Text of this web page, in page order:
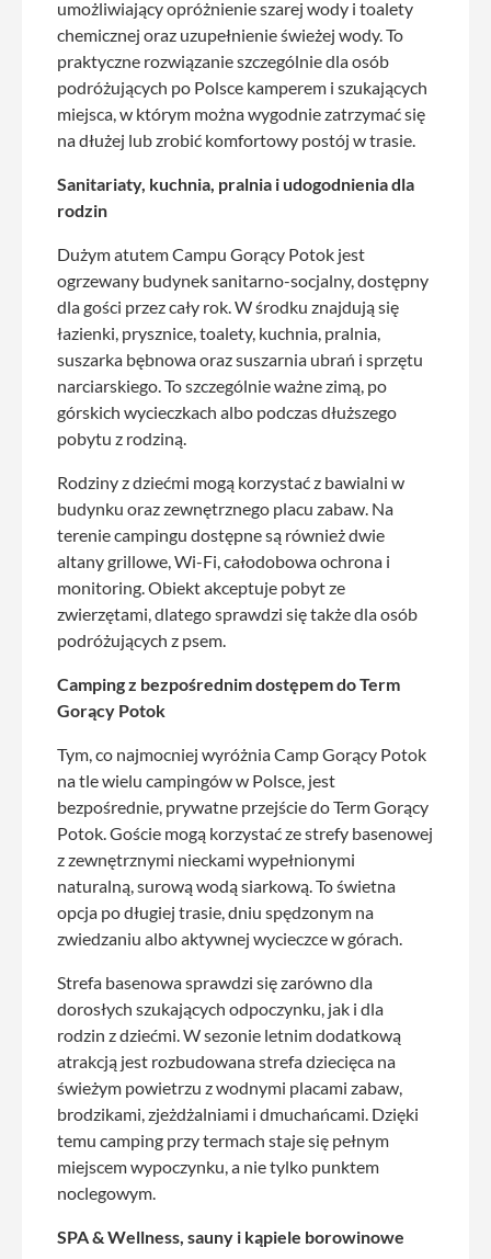
umożliwiający opróżnienie szarej wody i toalety
chemicznej oraz uzupełnienie świeżej wody. To
praktyczne rozwiązanie szczególnie dla osób
podróżujących po Polsce kamperem i szukających
miejsca, w którym można wygodnie zatrzymać się
na dłużej lub zrobić komfortowy postój w trasie.
Sanitariaty, kuchnia, pralnia i udogodnienia dla
rodzin
Dużym atutem Campu Gorący Potok jest
ogrzewany budynek sanitarno-socjalny, dostępny
dla gości przez cały rok. W środku znajdują się
łazienki, prysznice, toalety, kuchnia, pralnia,
suszarka bębnowa oraz suszarnia ubrań i sprzętu
narciarskiego. To szczególnie ważne zimą, po
górskich wycieczkach albo podczas dłuższego
pobytu z rodziną.
Rodziny z dziećmi mogą korzystać z bawialni w
budynku oraz zewnętrznego placu zabaw. Na
terenie campingu dostępne są również dwie
altany grillowe, Wi-Fi, całodobowa ochrona i
monitoring. Obiekt akceptuje pobyt ze
zwierzętami, dlatego sprawdzi się także dla osób
podróżujących z psem.
Camping z bezpośrednim dostępem do Term
Gorący Potok
Tym, co najmocniej wyróżnia Camp Gorący Potok
na tle wielu campingów w Polsce, jest
bezpośrednie, prywatne przejście do Term Gorący
Potok. Goście mogą korzystać ze strefy basenowej
z zewnętrznymi nieckami wypełnionymi
naturalną, surową wodą siarkową. To świetna
opcja po długiej trasie, dniu spędzonym na
zwiedzaniu albo aktywnej wycieczce w górach.
Strefa basenowa sprawdzi się zarówno dla
dorosłych szukających odpoczynku, jak i dla
rodzin z dziećmi. W sezonie letnim dodatkową
atrakcją jest rozbudowana strefa dziecięca na
świeżym powietrzu z wodnymi placami zabaw,
brodzikami, zjeżdżalniami i dmuchańcami. Dzięki
temu camping przy termach staje się pełnym
miejscem wypoczynku, a nie tylko punktem
noclegowym.
SPA & Wellness, sauny i kąpiele borowinowe